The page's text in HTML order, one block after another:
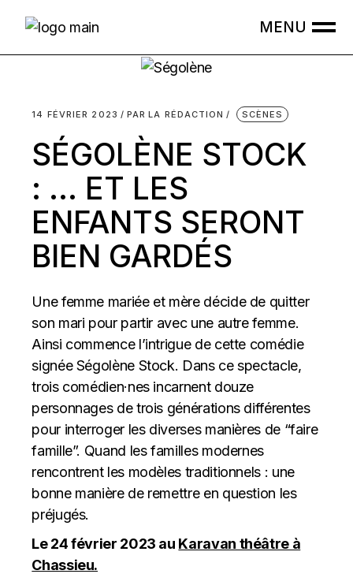
14 FÉVRIER 2023 PAR LA RÉDACTION SCÈNES
SÉGOLÈNE STOCK
: … ET LES
ENFANTS SERONT
BIEN GARDÉS
Une femme mariée et mère décide de quitter
son mari pour partir avec une autre femme.
Ainsi commence l’intrigue de cette comédie
signée Ségolène Stock. Dans ce spectacle,
trois comédien·nes incarnent douze
personnages de trois générations différentes
pour interroger les diverses manières de “faire
famille”. Quand les familles modernes
rencontrent les modèles traditionnels : une
bonne manière de remettre en question les
préjugés.
Le 24 février 2023 au Karavan théâtre à
Chassieu.